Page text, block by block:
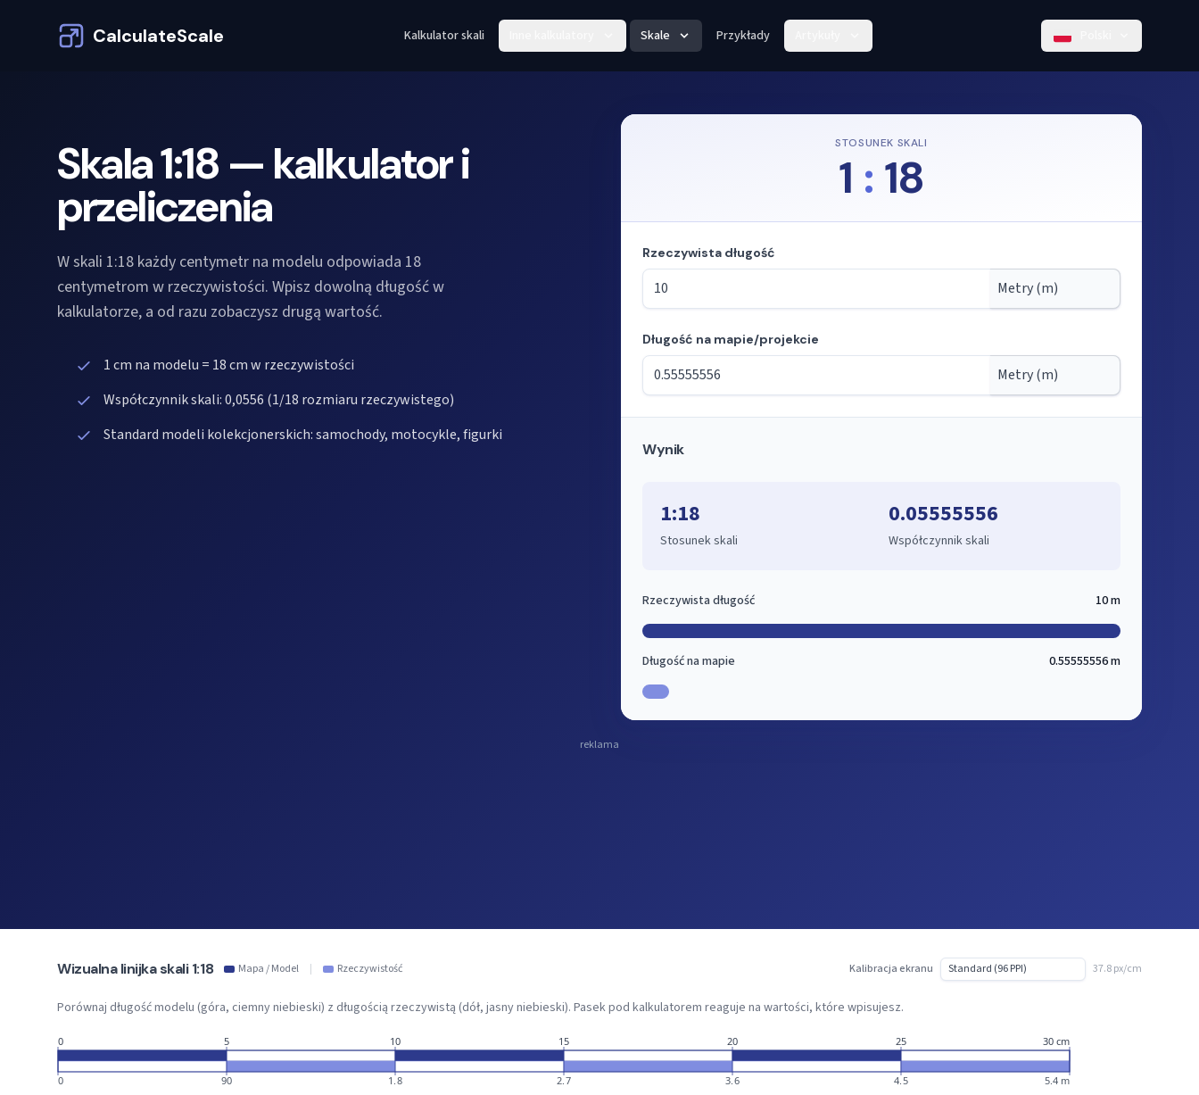
CalculateScale Kalkulator skali Skale Przykłady
Skala 1:18 — kalkulator i
przeliczenia
W skali 1:18 każdy centymetr na modelu odpowiada 18
centymetrom w rzeczywistości. Wpisz dowolną długość w
kalkulatorze, a od razu zobaczysz drugą wartość.
1 cm na modelu = 18 cm w rzeczywistości
Współczynnik skali: 0,0556 (1/18 rozmiaru rzeczywistego)
Standard modeli kolekcjonerskich: samochody, motocykle, figurki
STOSUNEK SKALI
1 : 18
Tryb: obliczanie długości ze skali
Rzeczywista długość
Długość na mapie/projekcie
Wynik
1:18
Stosunek skali
0.05555556
Współczynnik skali
Rzeczywista długość 10 m
Długość na mapie 0.55555556 m
reklama
Wizualna linijka skali 1:18 Mapa / Model | Rzeczywistość Kalibracja ekranu 37.8 px/cm
Porównaj długość modelu (góra, ciemny niebieski) z długością rzeczywistą (dół, jasny niebieski). Pasek pod kalkulatorem reaguje na wartości, które wpisujesz.
0
0
5
90
10
1.8
15
2.7
20
3.6
25
4.5
30 cm
5.4 m